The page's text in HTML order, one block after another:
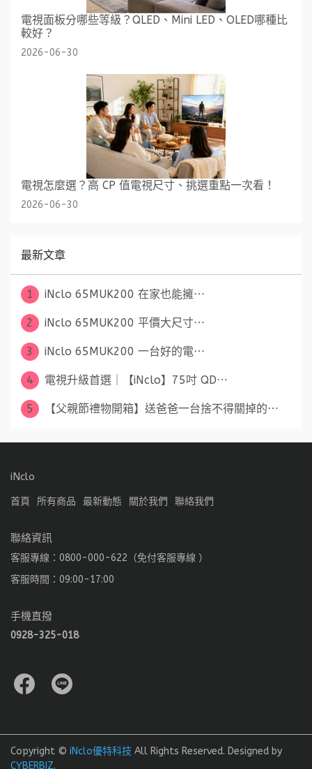
電視面板分哪些等級？QLED、Mini LED、OLED哪種比
較好？
2026-06-30
電視怎麼選？高 CP 值電視尺寸、挑選重點一次看！
2026-06-30
最新文章
1 iNclo 65MUK200 在家也能擁⋯
2 iNclo 65MUK200 平價大尺寸⋯
3 iNclo 65MUK200 一台好的電⋯
4 電視升級首選｜【iNclo】75吋 QD⋯
5 【父親節禮物開箱】送爸爸一台捨不得關掉的⋯
iNclo
首頁 所有商品 最新動態 關於我們 聯絡我們
聯絡資訊
客服專線：0800-000-622（免付客服專線 ）
客服時間：09:00-17:00
手機直撥
0928-325-018
Copyright © iNclo優特科技 All Rights Reserved. Designed by
CYBERBIZ.